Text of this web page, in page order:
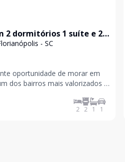
2 dormitórios 1 suíte e 2
de garagem
- SC
oportunidade de morar em
dos bairros mais valorizados e
Professor Heinz
oferece 84 m² de
2 2 1 1